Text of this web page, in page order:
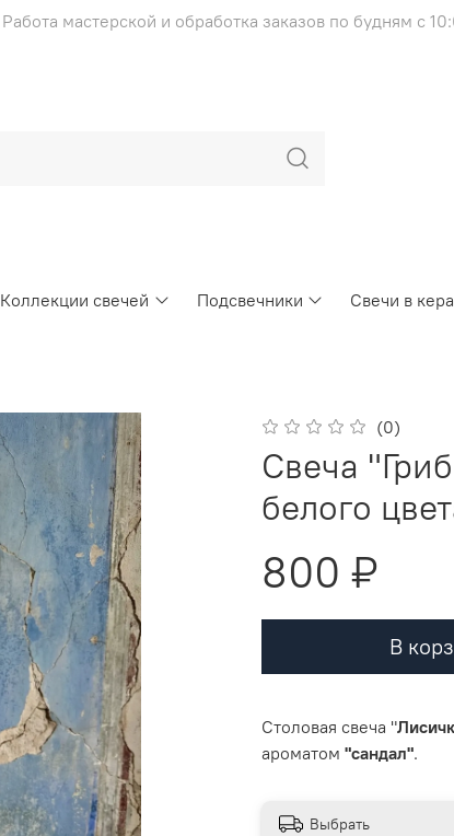
Работа мастерской и обработка заказов по будням с
Коллекции свечей Подсвечники Свечи в
(0)
Свеча
белого
800 ₽
В
Столовая свеча "
ароматом "сандал".
Выбрать